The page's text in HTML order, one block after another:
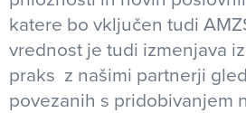
katere bo vključen tudi
vrednost je tudi izmenjava
praks z našimi partnerji
povezanih s pridobivanjem